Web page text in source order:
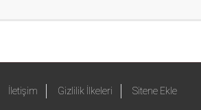
İletişim Gizlilik İlkeleri Sitene Ekle